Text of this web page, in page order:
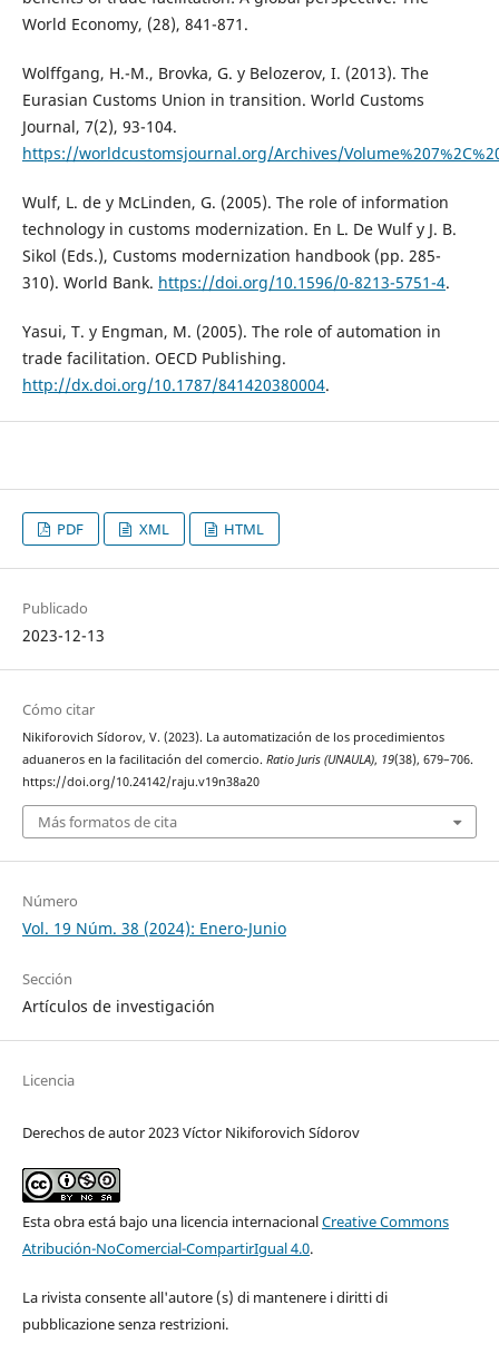
World Economy, (28), 841-871.
Wolffgang, H.-M., Brovka, G. y Belozerov, I. (2013). The
Eurasian Customs Union in transition. World Customs
Journal, 7(2), 93-104.
https://worldcustomsjournal.org/Archives/
Wulf, L. de y McLinden, G. (2005). The role of information
technology in customs modernization. En L. De Wulf y J. B.
Sikol (Eds.), Customs modernization handbook (pp. 285-
310). World Bank. https://doi.org/10.1596/0-8213-5751-4.
Yasui, T. y Engman, M. (2005). The role of automation in
trade facilitation. OECD Publishing.
http://dx.doi.org/10.1787/841420380004.
PDF XML HTML
Publicado
2023-12-13
Cómo citar
Nikiforovich Sídorov, V. (2023). La automatización de los procedimientos
aduaneros en la facilitación del comercio. Ratio Juris (UNAULA), 19(38), 679–706.
https://doi.org/10.24142/raju.v19n38a20
Más formatos de cita
Número
Vol. 19 Núm. 38 (2024): Enero-Junio
Sección
Artículos de investigación
Licencia
Derechos de autor 2023 Víctor Nikiforovich Sídorov
Esta obra está bajo una licencia internacionalCreative Commons
Atribución-NoComercial-CompartirIgual 4.0.
La rivista consente all'autore (s) di mantenere i diritti di
pubblicazione senza restrizioni.